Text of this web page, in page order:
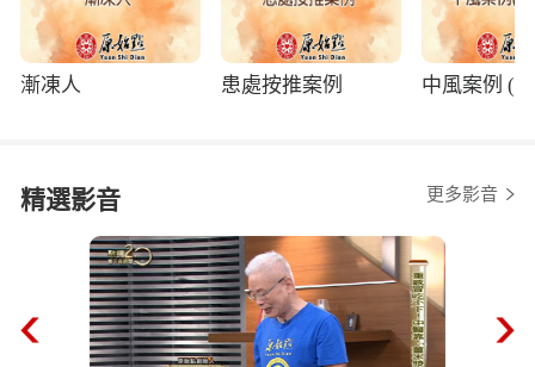
漸凍人 患處按推案例 中風案例 (
精選影音 更多影音